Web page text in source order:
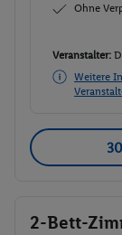
Ohne
Veranstalter:
Weitere
2-Bett-